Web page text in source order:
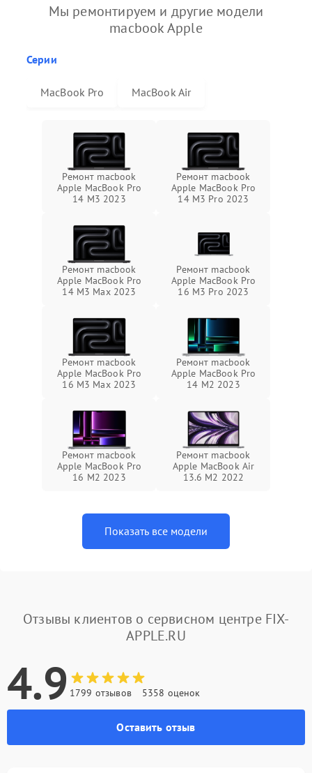
Мы ремонтируем и другие модели
macbook Apple
Серии
MacBook Pro MacBook Air
Ремонт macbook
Apple MacBook Pro
14 M3 2023
Ремонт macbook
Apple MacBook Pro
14 M3 Pro 2023
Ремонт macbook
Apple MacBook Pro
14 M3 Max 2023
Ремонт macbook
Apple MacBook Pro
16 M3 Pro 2023
Ремонт macbook
Apple MacBook Pro
16 M3 Max 2023
Ремонт macbook
Apple MacBook Pro
14 M2 2023
Ремонт macbook
Apple MacBook Pro
16 M2 2023
Ремонт macbook
Apple MacBook Air
13.6 M2 2022
Показать все модели
Отзывы клиентов о сервисном центре FIX-
APPLE.RU
4.9 1799 отзывов 5358 оценок
Оставить отзыв